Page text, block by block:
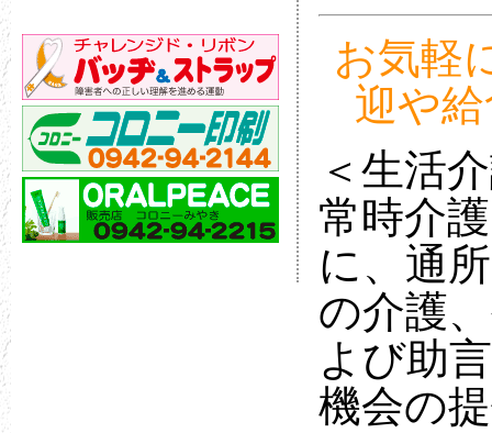
お気軽
迎や
＜生活
常時介
に、通
の介護
よび助
機会の